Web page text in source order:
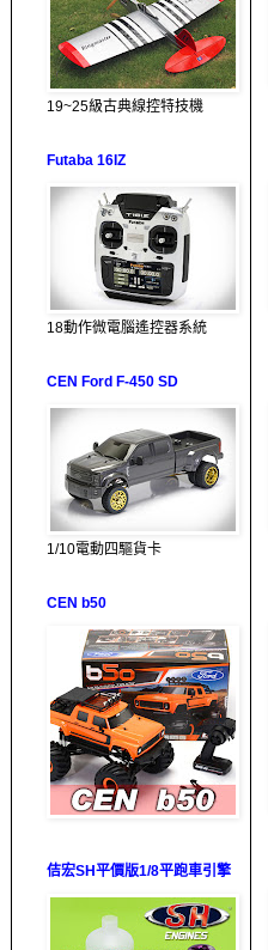
19~25級古典線控特技機
Futaba 16IZ
18動作微電腦遙控器系統
CEN Ford F-450 SD
1/10電動四驅貨卡
CEN b50
佶宏SH平價版1/8平跑車引擎